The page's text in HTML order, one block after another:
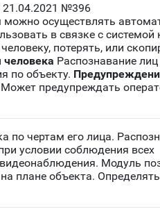
№396
осуществлять
в связке с системой
потерять, или
Распознавание лиц
по объекту.
предупреждать
по чертам его лица.
условии соблюдения всех
Модуль
плане объекта.